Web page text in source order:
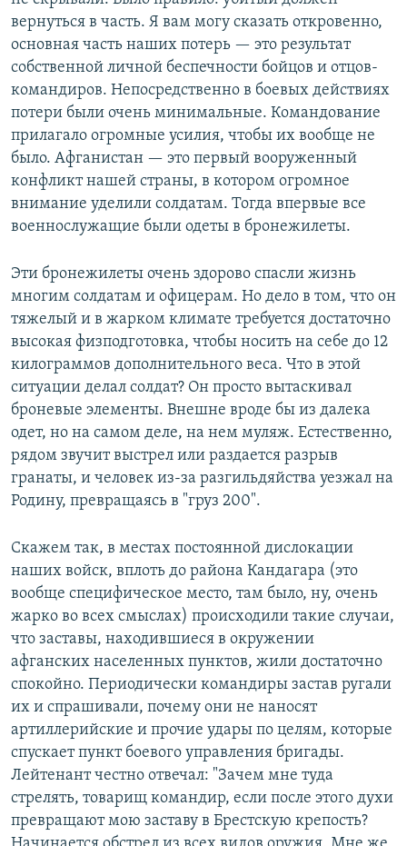
вернуться в часть. Я вам могу сказать откровенно,
основная часть наших потерь — это результат
собственной личной беспечности бойцов и отцов-
командиров. Непосредственно в боевых действиях
потери были очень минимальные. Командование
прилагало огромные усилия, чтобы их вообще не
было. Афганистан — это первый вооруженный
конфликт нашей страны, в котором огромное
внимание уделили солдатам. Тогда впервые все
военнослужащие были одеты в бронежилеты.
Эти бронежилеты очень здорово спасли жизнь
многим солдатам и офицерам. Но дело в том, что он
тяжелый и в жарком климате требуется достаточно
высокая физподготовка, чтобы носить на себе до 12
килограммов дополнительного веса. Что в этой
ситуации делал солдат? Он просто вытаскивал
броневые элементы. Внешне вроде бы из далека
одет, но на самом деле, на нем муляж. Естественно,
рядом звучит выстрел или раздается разрыв
гранаты, и человек из-за разгильдяйства уезжал на
Родину, превращаясь в "груз 200".
Скажем так, в местах постоянной дислокации
наших войск, вплоть до района Кандагара (это
вообще специфическое место, там было, ну, очень
жарко во всех смыслах) происходили такие случаи,
что заставы, находившиеся в окружении
афганских населенных пунктов, жили достаточно
спокойно. Периодически командиры застав ругали
их и спрашивали, почему они не наносят
артиллерийские и прочие удары по целям, которые
спускает пункт боевого управления бригады.
Лейтенант честно отвечал: "Зачем мне туда
стрелять, товарищ командир, если после этого духи
превращают мою заставу в Брестскую крепость?